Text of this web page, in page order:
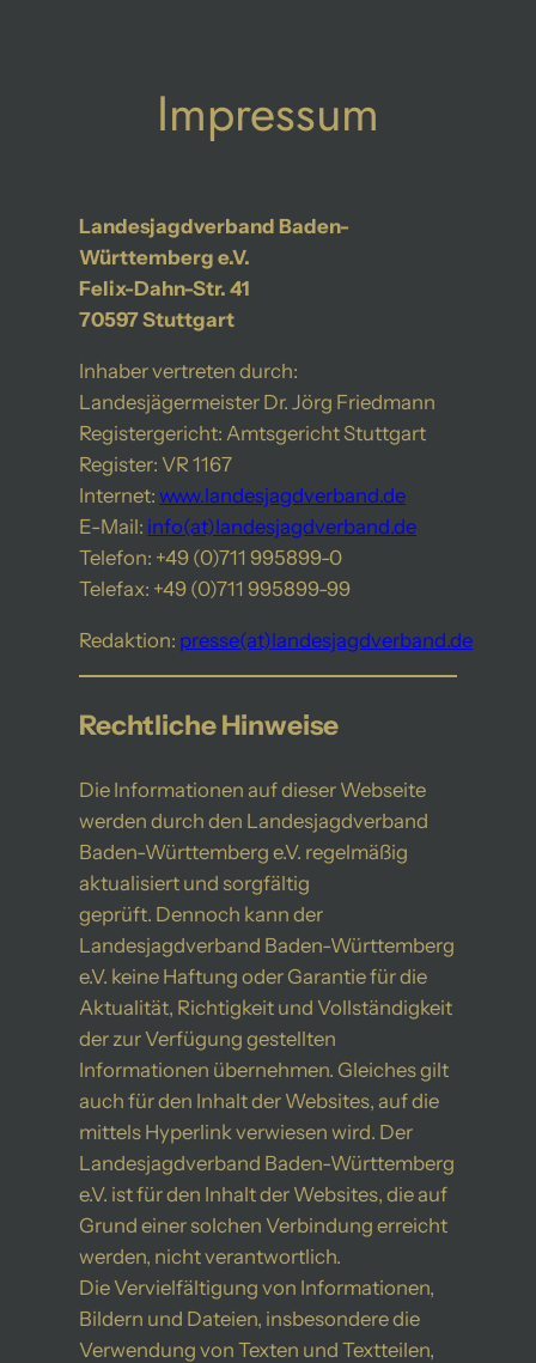
Impressum
Landesjagdverband Baden-
Württemberg e.V.
Felix-Dahn-Str. 41
70597 Stuttgart
Inhaber vertreten durch:
Landesjägermeister Dr. Jörg Friedmann
Registergericht: Amtsgericht Stuttgart
Register: VR 1167
Internet:www.landesjagdverband.de
E-Mail: info(at)landesjagdverband.de
Telefon: +49 (0)711 995899-0
Telefax: +49 (0)711 995899-99
Redaktion: presse(at)landesjagdverband.de
Rechtliche Hinweise
Die Informationen auf dieser Webseite
werden durch den Landesjagdverband
Baden-Württemberg e.V. regelmäßig
aktualisiert und sorgfältig
geprüft. Dennoch kann der
Landesjagdverband Baden-Württemberg
e.V. keine Haftung oder Garantie für die
Aktualität, Richtigkeit und Vollständigkeit
der zur Verfügung gestellten
Informationen übernehmen. Gleiches gilt
auch für den Inhalt der Websites, auf die
mittels Hyperlink verwiesen wird. Der
Landesjagdverband Baden-Württemberg
e.V. ist für den Inhalt der Websites, die auf
Grund einer solchen Verbindung erreicht
werden, nicht verantwortlich.
Die Vervielfältigung von Informationen,
Bildern und Dateien, insbesondere die
Verwendung von Texten und Textteilen,